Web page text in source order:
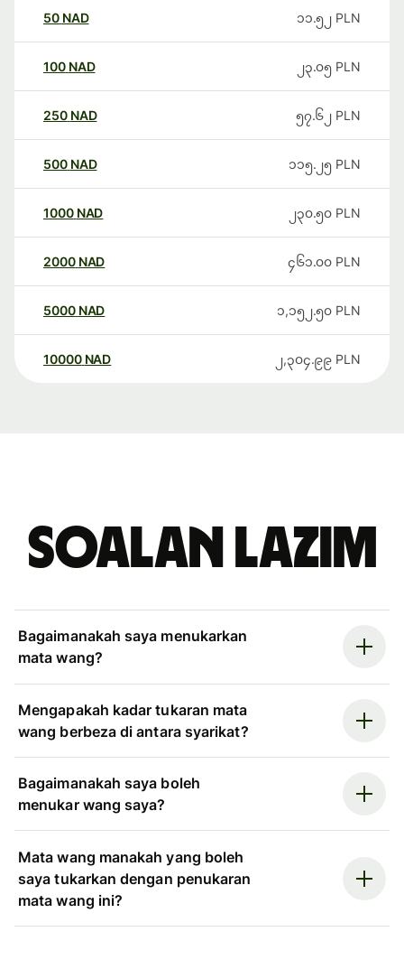
50 NAD ၁၁.၅၂ PLN
100 NAD ၂၃.၀၅ PLN
250 NAD ၅၇.၆၂ PLN
500 NAD ၁၁၅.၂၅ PLN
1000 NAD ၂၃၀.၅၀ PLN
2000 NAD ၄၆၁.၀၀ PLN
5000 NAD ၁,၁၅၂.၅၀ PLN
10000 NAD ၂,၃၀၄.၉၉ PLN
Soalan Lazim
Bagaimanakah saya menukarkan
mata wang?
Mengapakah kadar tukaran mata
wang berbeza di antara syarikat?
Bagaimanakah saya boleh
menukar wang saya?
Mata wang manakah yang boleh
saya tukarkan dengan penukaran
mata wang ini?